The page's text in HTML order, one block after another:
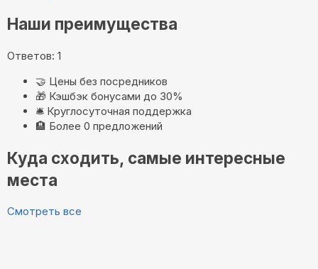
Наши преимущества
Ответов: 1
🤝 Цены без посредников
🎁 Кэшбэк бонусами до 30%
🛎️ Круглосуточная поддержка
🏨 Более 0 предложений
Куда сходить, самые интересные
места
Смотреть все